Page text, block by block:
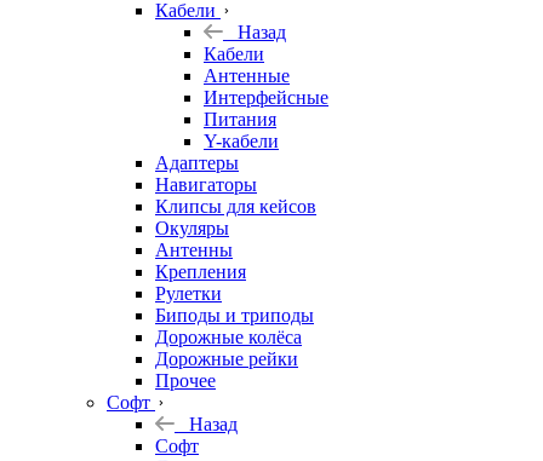
Кабели
Назад
Кабели
Антенные
Интерфейсные
Питания
Y-кабели
Адаптеры
Навигаторы
Клипсы для кейсов
Окуляры
Антенны
Крепления
Рулетки
Биподы и триподы
Дорожные колёса
Дорожные рейки
Прочее
Софт
Назад
Софт